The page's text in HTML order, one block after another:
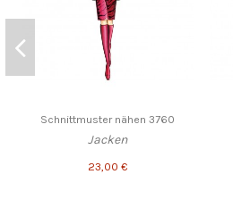
Schnittmuster nähen 3760
Jacken
23,00 €